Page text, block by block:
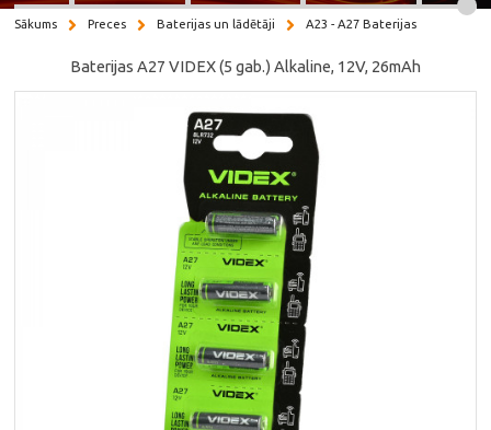
Sākums Preces Baterijas un lādētāji A23 - A27 Baterijas
Baterijas A27 VIDEX (5 gab.) Alkaline, 12V, 26mAh